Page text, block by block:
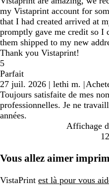
my Vistaprint account for
that I had created arrived at
promptly gave me credit so I
them shipped to my new
Thank you Vistaprint!
5
Parfait
27 juil. 2026 | lethi m. |
Toujours satisfaite de mes
professionnelles. Je ne
années.
Affichage
la
1 2
Vous allez aimer
VistaPrint est là pour vous